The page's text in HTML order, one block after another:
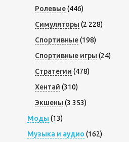
Ролевые(446)
Симуляторы (2 228)
Спортивные(198)
Спортивные игры (24)
Стратегии (478)
Хентай (310)
Экшены (3 353)
Моды (13)
Музыка и аудио (162)